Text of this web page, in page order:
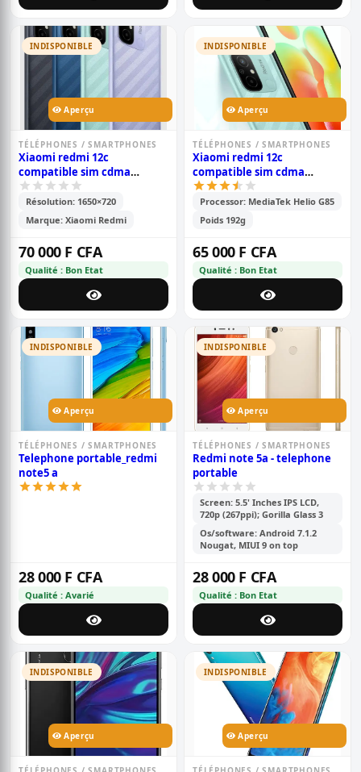
INDISPONIBLE
Aperçu
TÉLÉPHONES / SMARTPHONES
Xiaomi redmi 12c
compatible sim cdma
camtel - pouces- 6.71\' -
mémoire 128go /6go ram -
2sim - caméra-
50mp+0.8mp/5mp - batterie -
5000 mah - 6 mois de
garantie
Résolution: 1650×720
Marque: Xiaomi Redmi
70 000 F CFA
Qualité : Bon Etat
INDISPONIBLE
Aperçu
TÉLÉPHONES / SMARTPHONES
Xiaomi redmi 12c
compatible sim cdma
camtel - 6.71\' - mémoire-
128go /4go ram -2sim-
caméra - 50mp+0.8mp/5mp -
batterie - 5000 mah - 6 mois
de garantie
Processor: MediaTek Helio G85
Poids 192g
65 000 F CFA
Qualité : Bon Etat
INDISPONIBLE
Aperçu
TÉLÉPHONES / SMARTPHONES
Telephone portable_redmi
note5 a
28 000 F CFA
Qualité : Avarié
INDISPONIBLE
Aperçu
TÉLÉPHONES / SMARTPHONES
Redmi note 5a - telephone
portable
Screen: 5.5' Inches IPS LCD,
720p (267ppi); Gorilla Glass 3
Os/software: Android 7.1.2
Nougat, MIUI 9 on top
28 000 F CFA
Qualité : Bon Etat
INDISPONIBLE
Aperçu
INDISPONIBLE
Aperçu